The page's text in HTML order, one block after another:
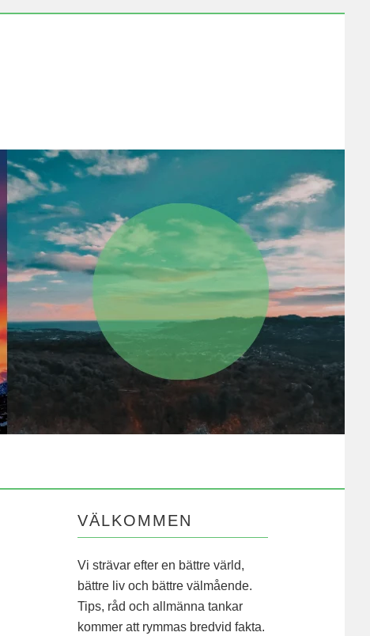
VÄLKOMMEN
Vi strävar efter en bättre värld,
bättre liv och bättre välmående.
Tips, råd och allmänna tankar
kommer att rymmas bredvid fakta.